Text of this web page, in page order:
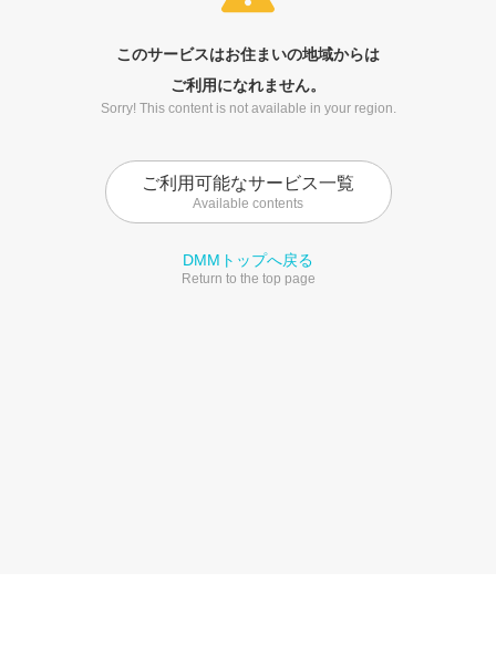
このサービスはお住まいの地域からは
ご利用になれません。
Sorry! This content is not available in your region.
ご利用可能なサービス一覧
Available contents
DMMトップへ戻る
Return to the top page